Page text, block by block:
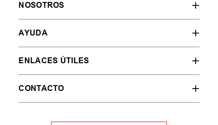
NOSOTROS
AYUDA
ENLACES ÚTILES
CONTACTO